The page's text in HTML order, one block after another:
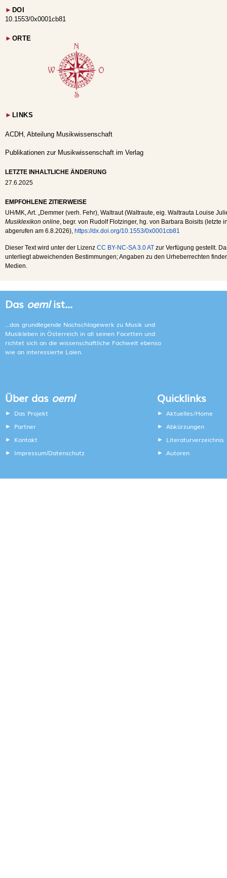
► DOI
10.1553/0x0001cb81
► ORTE
► LINKS
ACDH, Abteilung Musikwissenschaft
Publikationen zur Musikwissenschaft im Verlag
LETZTE INHALTLICHE ÄNDERUNG
27.6.2025
EMPFOHLENE ZITIERWEISE
UH/MK , Art. „Demmer (verh. Fehr), Waltraut (Waltraute, eig. Waltrauta Louise
Musiklexikon online , begr. von Rudolf Flotzinger, hg. von Barbara Boisits (letzte
abgerufen am 6.8.2026), https://dx.doi.org/10.1553/0x0001cb81
Dieser Text wird unter der Lizenz CC BY-NC-SA 3.0 AT zur Verfügung gestellt.
unterliegt abweichenden Bestimmungen; Angaben zu den Urheberrechten
Medien.
Das oemlist...
...das grundlegende Nachschlagewerk zu Musik und
Musikleben in Österreich in all seinen Facetten und
richtet sich an die wissenschaftliche Fachwelt ebenso
wie an interessierte Laien.
Über das oeml
Das Projekt
Partner
Kontakt
Impressum/Datenschutz
Quicklinks
Aktuelles/Home
Abkürzungen
Literaturverzeichnis
Autoren